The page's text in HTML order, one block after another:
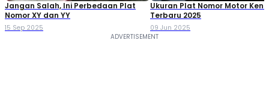
Jangan Salah, Ini Perbedaan Plat
Nomor XY dan YY
15 Sep 2025
Ukuran Plat Nomor Motor
Terbaru 2025
09 Jun 2025